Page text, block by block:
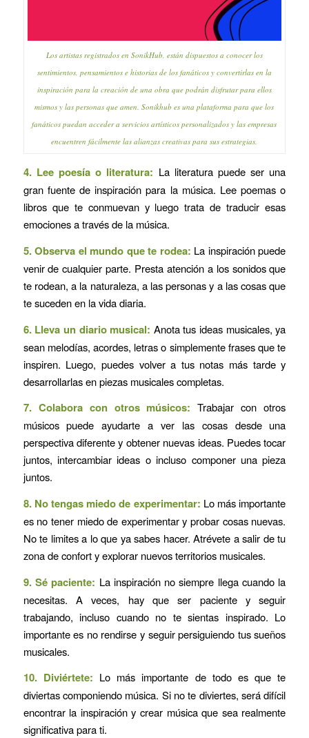
Los artistas registrados en SonikHub, están dispuestos a conocer los
sentimientos, pensamientos e historias de los fanáticos y convertirlas en la
inspiración para la creación de una obra que podrán disfrutar para ellos
mismos y las personas que amen. Sonikhub es una plataforma para que los
fanáticos puedan acceder a servicios artísticos personalizados y las empresas
encuentren fácilmente las alianzas creativas para sus estrategias.
4. Lee poesía o literatura: La literatura puede ser una
gran fuente de inspiración para la música. Lee poemas o
libros que te conmuevan y luego trata de traducir esas
emociones a través de la música.
5. Observa el mundo que te rodea: La inspiración puede
venir de cualquier parte. Presta atención a los sonidos que
te rodean, a la naturaleza, a las personas y a las cosas que
te suceden en la vida diaria.
6. Lleva un diario musical: Anota tus ideas musicales, ya
sean melodías, acordes, letras o simplemente frases que te
inspiren. Luego, puedes volver a tus notas más tarde y
desarrollarlas en piezas musicales completas.
7. Colabora con otros músicos: Trabajar con otros
músicos puede ayudarte a ver las cosas desde una
perspectiva diferente y obtener nuevas ideas. Puedes tocar
juntos, intercambiar ideas o incluso componer una pieza
juntos.
8. No tengas miedo de experimentar: Lo más importante
es no tener miedo de experimentar y probar cosas nuevas.
No te limites a lo que ya sabes hacer. Atrévete a salir de tu
zona de confort y explorar nuevos territorios musicales.
9. Sé paciente: La inspiración no siempre llega cuando la
necesitas. A veces, hay que ser paciente y seguir
trabajando, incluso cuando no te sientas inspirado. Lo
importante es no rendirse y seguir persiguiendo tus sueños
musicales.
10. Diviértete: Lo más importante de todo es que te
diviertas componiendo música. Si no te diviertes, será difícil
encontrar la inspiración y crear música que sea realmente
significativa para ti.